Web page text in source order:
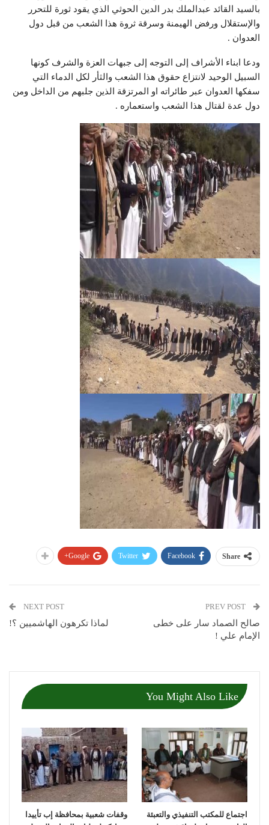
بالسيد القائد عبدالملك بدر الدين الحوثي الذي يقود ثورة للتحرر
والإستقلال ورفض الهيمنة وسرقة ثروة هذا الشعب من قبل دول
العدوان .
ودعا ابناء الأشراف إلى التوجه إلى جبهات العزة والشرف كونها
السبيل الوحيد لانتزاع حقوق هذا الشعب والثأر لكل الدماء التي
سفكها العدوان عبر طائراته او المرتزقة الذين جلبهم من الداخل ومن
دول عدة لقتال هذا الشعب واستعماره .
Share
Facebook
Twitter
Google+
صالح الصماد سار على خطى
الإمام علي !
NEXT POST
لماذا تكرهون الهاشميين ؟!
You Might Also Like
اجتماع للمكتب التنفيذي والتعبئة
وقفات شعبية بمحافظة إب تأييدا